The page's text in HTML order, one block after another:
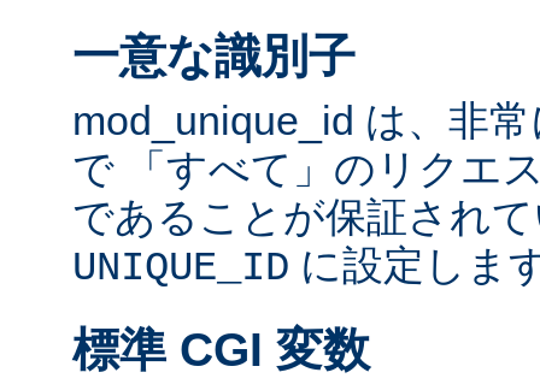
一意な識別子
mod_unique_id は、非
で 「すべて」のリクエ
であることが保証され
UNIQUE_ID に設定しま
標準 CGI 変数